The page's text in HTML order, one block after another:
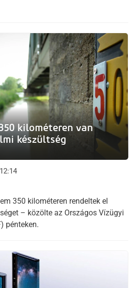
kilométeren van
készültség
350 kilométeren rendeltek el
– közölte az Országos Vízügyi
pénteken.